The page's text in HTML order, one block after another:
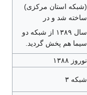
(شبکه استان مرکزی)
ساخته شد و در
سال ۱۳۸۹ از شبکه دو
سیما هم پخش گردید.
نوروز ۱۳۸۸
شبکه ۳